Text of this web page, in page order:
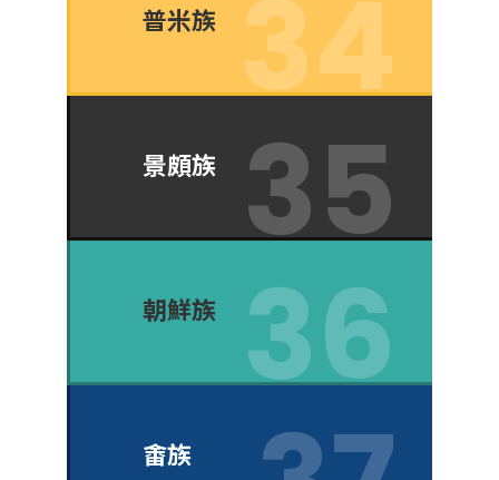
普米族
景頗族
朝鮮族
畬族